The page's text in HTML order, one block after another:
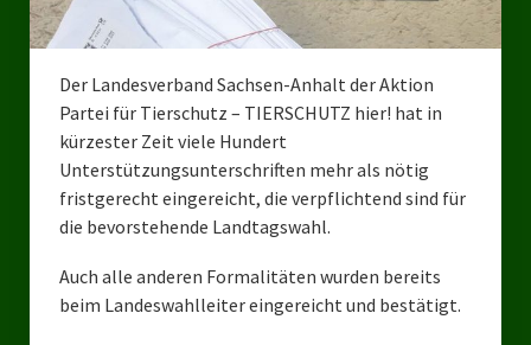
Kreisverband Düsseldorf
Kreisverband Neuss
Kreisverband Erkrath
Kreisverband Solingen
Kreisverband Duisburg
Kreisverband Gelsenkirchen
Der Landesverband Sachsen-Anhalt der Aktion
Partei für Tierschutz – TIERSCHUTZ hier! hat in
kürzester Zeit viele Hundert
Unterstützungsunterschriften mehr als nötig
fristgerecht eingereicht, die verpflichtend sind für
die bevorstehende Landtagswahl.
Auch alle anderen Formalitäten wurden bereits
beim Landeswahlleiter eingereicht und bestätigt.